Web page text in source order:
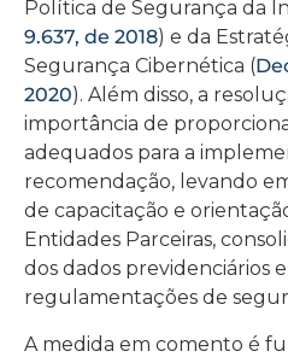
Política de Segurança da
9.637, de 2018) e da
Segurança Cibernética (
2020). Além disso, a
importância de
adequados para a
recomendação, levando
de capacitação e
Entidades Parceiras,
dos dados previdenciários
regulamentações de
A medida em comento é